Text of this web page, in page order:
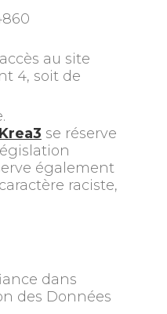
au site
4, soit de
Krea3 se réserve
également
raciste,
dans
des Données